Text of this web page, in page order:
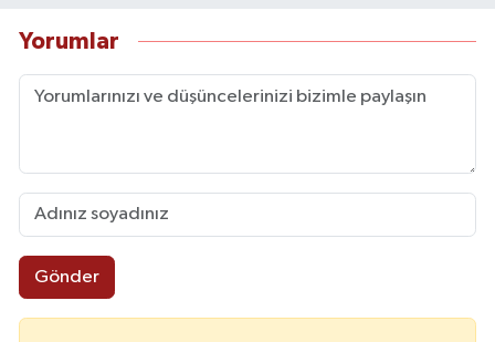
Yorumlar
Gönder